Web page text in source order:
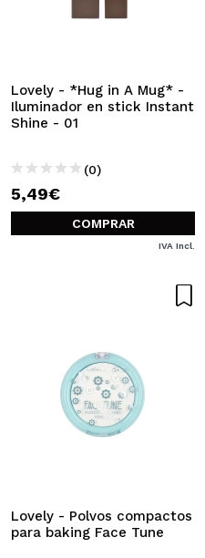
Lovely - *Hug in A Mug* -
Iluminador en stick Instant
Shine - 01
(0)
5,49€
COMPRAR
IVA Incl.
Lovely - Polvos compactos
para baking Face Tune